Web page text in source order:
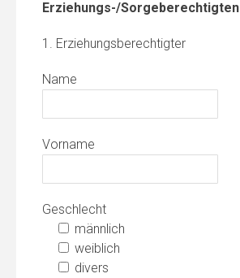
Erziehungs-/Sorgeberechtigten
1. Erziehungsberechtigter
Name
Vorname
Geschlecht
männlich
weiblich
divers